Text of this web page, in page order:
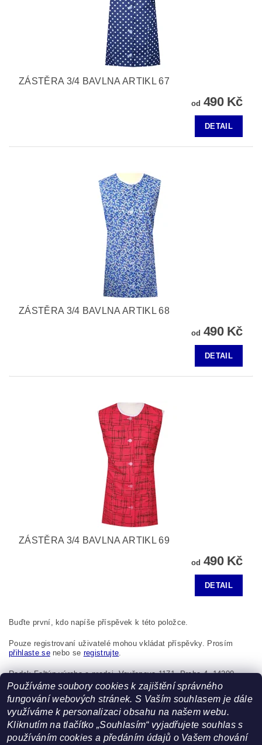
ZÁSTĚRA 3/4 BAVLNA ARTIKL 67
od 490 Kč
DETAIL
ZÁSTĚRA 3/4 BAVLNA ARTIKL 68
od 490 Kč
DETAIL
ZÁSTĚRA 3/4 BAVLNA ARTIKL 69
od 490 Kč
DETAIL
Buďte první, kdo napíše příspěvek k této položce.
Pouze registrovaní uživatelé mohou vkládat příspěvky. Prosím
přihlaste senebo se registrujte.
Radek Foltýn výroba a prodej, Vavřenova 1171, Praha 4, 14200,
Česká republika, foltynradek@seznam.cz
Používáme soubory cookies k zajištění správného
fungování webových stránek. S Vaším souhlasem je dále
využíváme k personalizaci obsahu na našem webu.
Kliknutím na tlačítko „Souhlasím“ vyjadřujete souhlas s
používáním cookies a předáním údajů o Vašem chování